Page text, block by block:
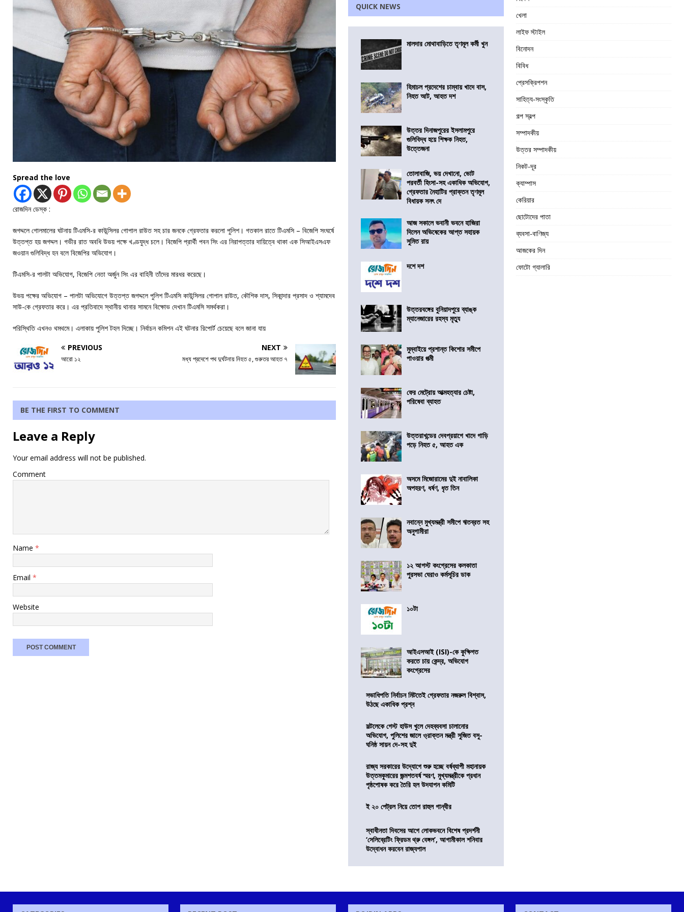
Spread the love
রোজদিন ডেস্ক :
জগদ্দলে গোলমালের ঘটনায় টিএমসি-র কাউন্সিলর গোপাল রাউত সহ চার জনকে গ্রেফতার করলো পুলিশ। গতকাল রাতে টিএমসি – বিজেপি সংঘর্ষে
উত্তপ্ত হয় জগদ্দল। গভীর রাত অবধি উভয় পক্ষে খণ্ডযুদ্ধ চলে। বিজেপি প্রার্থী পবন সিং এর নিরাপত্তার দায়িত্বে থাকা এক সিআইএসএফ
জওয়ান গুলিবিদ্ধ হন বলে বিজেপির অভিযোগ।
টিএমসি-র পালটা অভিযোগ, বিজেপি নেতা অর্জুন সিং এর বাহিনী তাঁদের মারধর করেছে।
উভয় পক্ষের অভিযোগ – পালটা অভিযোগে উত্তপ্ত জগদ্দলে পুলিশ টিএমসি কাউন্সিলর গোপাল রাউত, কৌশিক দাস, সিকান্দার প্রসাদ ও শ্যামদেব
সাউ-কে গ্রেফতার করে। এর প্রতিবাদে স্থানীয় থানার সামনে বিক্ষোভ দেখান টিএমসি সমর্থকরা।
পরিস্থিতি এখনও থমথমে। এলাকায় পুলিশ টহল দিচ্ছে। নির্বাচন কমিশন এই ঘটনার রিপোর্ট চেয়েছে বলে জানা যায়
PREVIOUS
আরো ১২
NEXT
মধ্য প্রদেশে পথ দুর্ঘটনায় নিহত ৫, গুরুতর আহত ৭
BE THE FIRST TO COMMENT
Leave a Reply
Your email address will not be published.
Comment
Name *
Email *
Website
QUICK NEWS
মালদার মোথাবাড়িতে তৃণমূল কর্মী খুন
হিমাচল প্রদেশের চাম্বায় খাদে বাস,
নিহত আট, আহত দশ
উত্তর দিনাজপুরের ইসলামপুরে
গুলিবিদ্ধ হয়ে শিক্ষক নিহত,
উত্তেজনা
তোলাবাজি, ভয় দেখানো, ভোট
পরবর্তী হিংসা-সহ একাধিক অভিযোগ,
গ্রেফতার নৈহাটির প্রাক্তন তৃণমূল
বিধায়ক সনৎ দে
আজ সকালে ভবানী ভবনে হাজিরা
দিলেন অভিষেকের আপ্ত সহায়ক
সুমিত রায়
দশে দশ
উত্তরবঙ্গের বুনিয়াদপুরে ব্যাঙ্ক
ম্যানেজারের রহস্য মৃত্যু
মুম্বাইয়ে প্রশান্ত কিশোর সমীপে
পাওয়ার পত্মী
ফের মেট্রোয় আত্মহত্যার চেষ্টা,
পরিষেবা ব্যাহত
উত্তরাখন্ডের দেবপ্রয়াগে খাদে গাড়ি
পড়ে নিহত ৫, আহত এক
অসমে মিজোরামের দুই নাবালিকা
অপহরণ, ধর্ষণ, ধৃত তিন
নবান্নে মুখ্যমন্ত্রী সমীপে ঋতব্রত সহ
অনুগামীরা
১২ আগস্ট কংগ্রেসের কলকাতা
পুরসভা ঘেরাও কর্মসূচির ডাক
১০টা
আইএসআই (ISI)-কে কুক্ষিগত
করতে চায় কেন্দ্র, অভিযোগ
কংগ্রেসের
সভাধিপতি নির্বাচন মিটতেই গ্রেফতার নজরুল বিশ্বাস,
উঠছে একাধিক প্রশ্ন
সল্টলেকে গেস্ট হাউস খুলে দেহব্যবসা চালানোর
অভিযোগ, পুলিশের জালে ও্রাক্তন মন্ত্রী সুজিত বসু-
ঘনিষ্ঠ সায়ন দে-সহ দুই
রাজ্য সরকারের উদ্যোগে শুরু হচ্ছে বর্ষব্যাপী মহানায়ক
উত্তমকুমারের জন্মশতবর্ষ স্মরণ, মুখ্যমন্ত্রীকে প্রধান
পৃষ্ঠপোষক করে তৈরি হল উদযাপন কমিটি
ই ২০ পেট্রল নিয়ে তোপ রাহুল গান্ধীর
স্বাধীনতা দিবসের আগে লোকভবনে বিশেষ প্রদর্শনী
‘সেলিব্রেটিং ফ্রিডম থ্রু বেঙ্গল’, আগামীকাল শনিবার
উদ্বোধন করবেন রাজ্যপাল
খেলা
লাইফ স্টাইল
বিনোদন
বিবিধ
প্রেসক্রিপশন
সাহিত্য-সংস্কৃতি
গল্প স্বল্প
সম্পাদকীয়
উত্তর সম্পাদকীয়
নিকট-দূর
ক্যাম্পাস
কেরিয়ার
ছোটোদের পাতা
ব্যবসা-বাণিজ্য
আজকের দিন
ফোটো গ্যালারি